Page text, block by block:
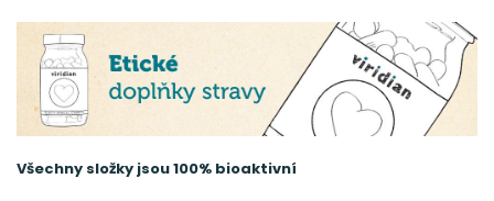
Všechny složky jsou 100% bioaktivní